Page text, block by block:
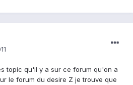
topic qu'il y a sur ce forum qu'on a
le forum du desire Z je trouve que